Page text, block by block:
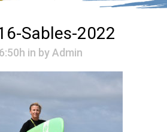
Sables-2022
in byAdmin